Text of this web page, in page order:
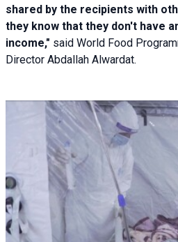
shared by the recipients with
they know that they don't have
income," said World Food
Director Abdallah Alwardat.